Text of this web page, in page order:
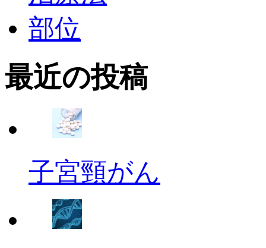
部位
最近の投稿
子宮頸がん